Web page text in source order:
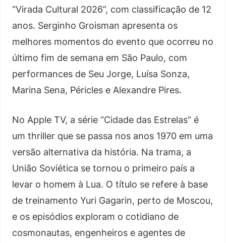
“Virada Cultural 2026”, com classificação de 12
anos. Serginho Groisman apresenta os
melhores momentos do evento que ocorreu no
último fim de semana em São Paulo, com
performances de Seu Jorge, Luísa Sonza,
Marina Sena, Péricles e Alexandre Pires.
No Apple TV, a série “Cidade das Estrelas” é
um thriller que se passa nos anos 1970 em uma
versão alternativa da história. Na trama, a
União Soviética se tornou o primeiro país a
levar o homem à Lua. O título se refere à base
de treinamento Yuri Gagarin, perto de Moscou,
e os episódios exploram o cotidiano de
cosmonautas, engenheiros e agentes de